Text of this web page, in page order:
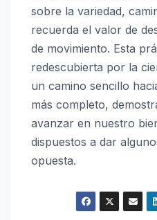
sobre la variedad,
recuerda el valor de
de movimiento. Esta
redescubierta por la
un camino sencillo
más completo,
avanzar en nuestro
dispuestos a dar
opuesta.